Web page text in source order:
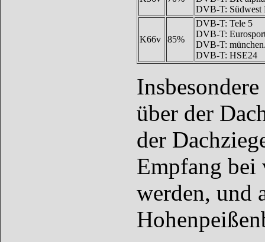
DVB-T: Südwest
K66v 85%
DVB-T: Tele 5
DVB-T:
DVB-T:
DVB-T: HSE24
über der
der
Empfang bei
werden, und